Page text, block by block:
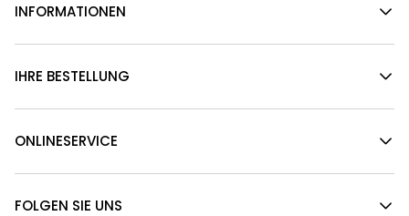
INFORMATIONEN
IHRE BESTELLUNG
ONLINESERVICE
FOLGEN SIE UNS